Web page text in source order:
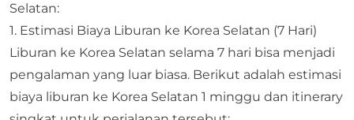
Selatan:
1. Estimasi Biaya Liburan ke Korea Selatan (7 Hari)
Liburan ke Korea Selatan selama 7 hari bisa menjadi
pengalaman yang luar biasa. Berikut adalah estimasi
biaya liburan ke Korea Selatan 1 minggu dan itinerary